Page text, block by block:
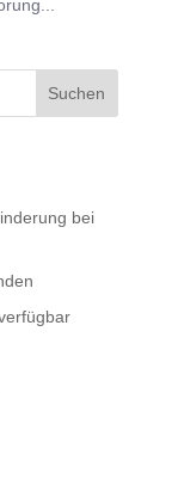
Suchen
bei